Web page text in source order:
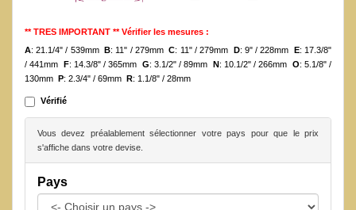
** TRES IMPORTANT ** Vérifier les mesures :
A: 21.1/4" / 539mmB: 11" / 279mmC: 11" / 279mm D: 9" / 228mm E: 17.3/8"
/ 441mm F: 14.3/8" / 365mm G: 3.1/2" / 89mm N: 10.1/2" / 266mm O: 5.1/8" /
130mm P: 2.3/4" / 69mm R: 1.1/8" / 28mm
Vérifié
Vous devez préalablement sélectionner votre pays pour que le prix
s'affiche dans votre devise.
Pays